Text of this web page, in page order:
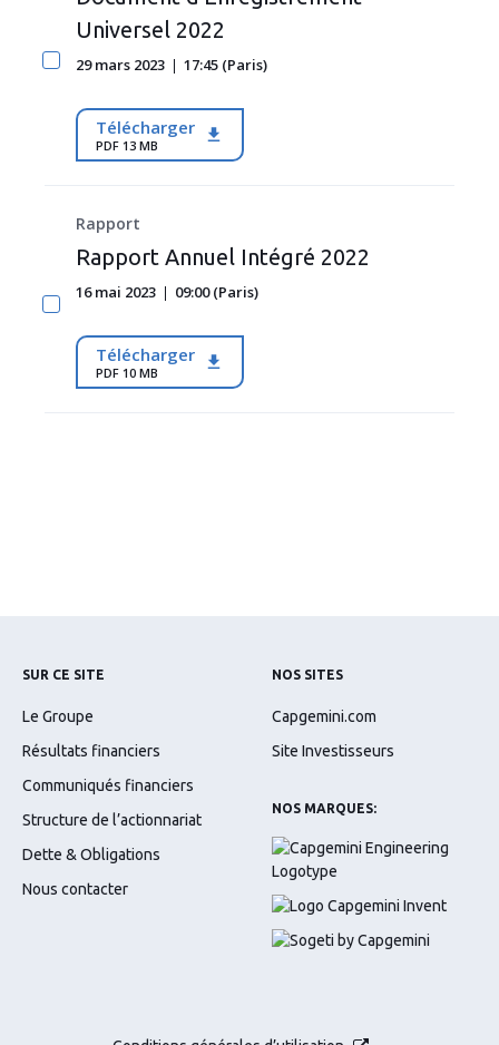
Universel 2022
29 mars 2023 17:45 (Paris)
Télécharger
PDF 13 MB
Rapport
Rapport Annuel Intégré 2022
16 mai 2023 09:00 (Paris)
Télécharger
PDF 10 MB
SUR CE SITE
Le Groupe
Résultats financiers
Communiqués financiers
Structure de l’actionnariat
Dette & Obligations
Nous contacter
NOS SITES
Capgemini.com
Site Investisseurs
NOS MARQUES: